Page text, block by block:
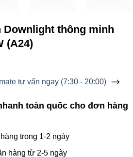
Downlight thông minh
(A24)
tư vấn ngay (7:30 - 20:00)
toàn quốc cho đơn hàng
trong 1-2 ngày
hàng từ 2-5 ngày